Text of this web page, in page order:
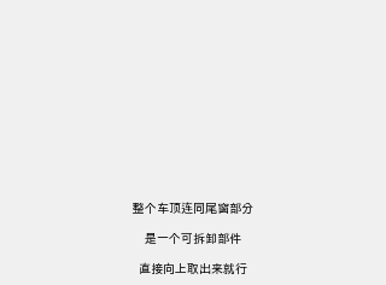
整个车顶连同尾窗部分
是一个可拆卸部件
直接向上取出来就行